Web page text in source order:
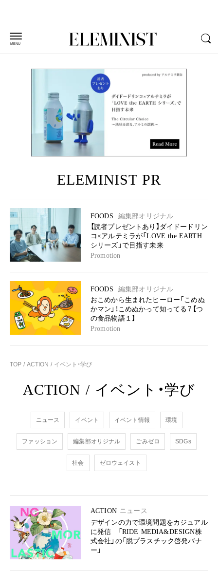
MENU
ELEMINIST PR
FOODS
編集部オリジナル
【読者プレゼントあり】ダイドードリン
コ×アルテミラが「LOVE the EARTH
シリーズ」で目指す未来
Promotion
FOODS
編集部オリジナル
おこめから生まれたヒーロー「こめぬ
かマン」！こめぬかって知ってる？【つ
の食品物語１】
Promotion
TOP ACTION イベント・学び
ACTION/ イベント・学び
ニュース イベント イベント情報 環境
ファッション 編集部オリジナル ごみゼロ SDGs
社会 ゼロウェイスト
ACTION ニュース
デザインの力で環境問題をカジュアル
に発信 「RIDE MEDIA&DESIGN株
式会社」の「脱プラスチック啓発バナ
ー」